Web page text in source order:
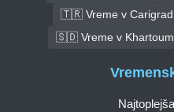
🇹🇷 Vreme v Carigrad
🇸🇩 Vreme v Khartoum